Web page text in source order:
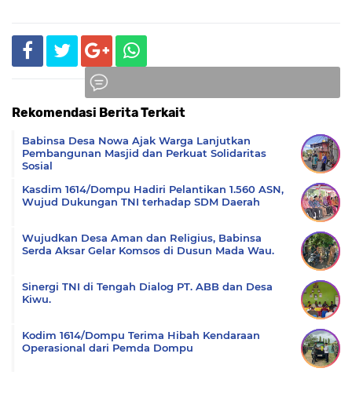
Rekomendasi Berita Terkait
Babinsa Desa Nowa Ajak Warga Lanjutkan
Pembangunan Masjid dan Perkuat Solidaritas
Sosial
Kasdim 1614/Dompu Hadiri Pelantikan 1.560 ASN,
Wujud Dukungan TNI terhadap SDM Daerah
Wujudkan Desa Aman dan Religius, Babinsa
Serda Aksar Gelar Komsos di Dusun Mada Wau.
Sinergi TNI di Tengah Dialog PT. ABB dan Desa
Kiwu.
Kodim 1614/Dompu Terima Hibah Kendaraan
Operasional dari Pemda Dompu